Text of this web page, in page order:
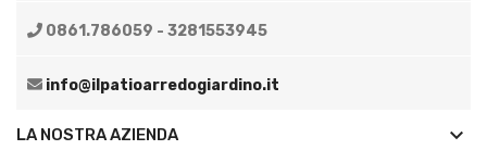
0861.786059 - 3281553945
info@ilpatioarredogiardino.it
LA NOSTRA AZIENDA keyboard_arrow_down